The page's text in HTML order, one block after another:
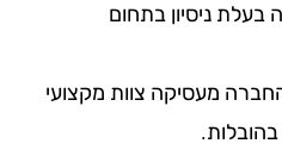
ניסיון בתחום
מעסיקה צוות מקצועי